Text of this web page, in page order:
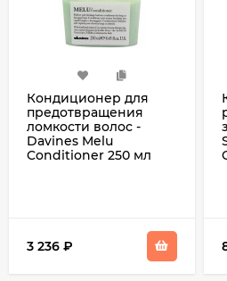
Кондиционер для
предотвращения
ломкости волос -
Davines Melu
Conditioner 250 мл
3 236 ₽